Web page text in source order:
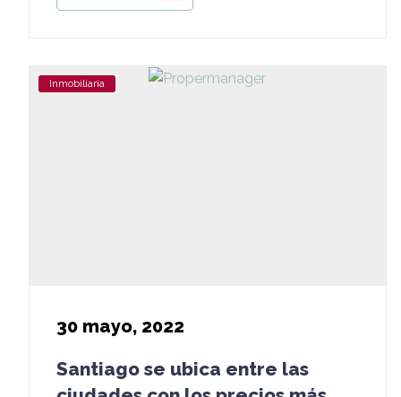
Inmobiliaria
30 mayo, 2022
Santiago se ubica entre las